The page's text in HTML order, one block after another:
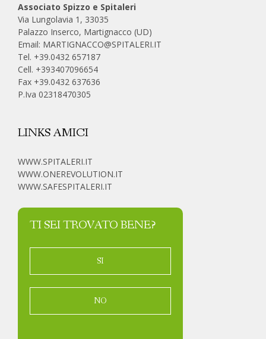
Associato Spizzo e Spitaleri
Via Lungolavia 1, 33035
Palazzo Inserco, Martignacco (UD)
Email: MARTIGNACCO@SPITALERI.IT
Tel. +39.0432 657187
Cell. +393407096654
Fax +39.0432 637636
P.Iva 02318470305
LINKS AMICI
WWW.SPITALERI.IT
WWW.ONEREVOLUTION.IT
WWW.SAFESPITALERI.IT
TI SEI TROVATO BENE?
SI
NO